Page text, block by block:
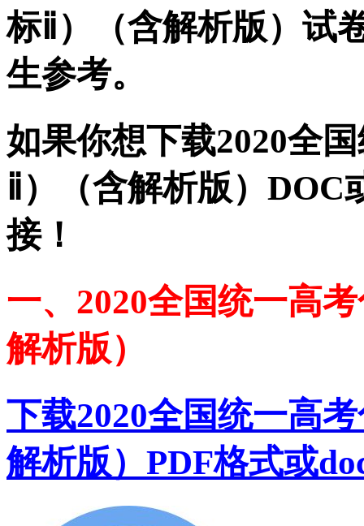
标ⅱ）（含解析版）试
生参考。
如果你想下载2020全
ⅱ）（含解析版）DOC
接！
一、2020全国统一高
解析版）
下载2020全国统一高
解析版）PDF格式或